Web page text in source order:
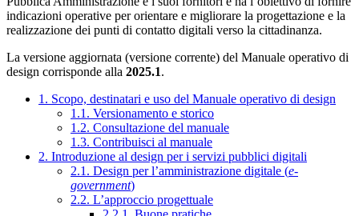
indicazioni operative per orientare e migliorare la progettazione e la
realizzazione dei punti di contatto digitali verso la cittadinanza.
La versione aggiornata (versione corrente) del Manuale operativo di
design corrisponde alla 2025.1.
1. Scopo, destinatari e uso del Manuale operativo di design
1.1. Versionamento e storico
1.2. Consultazione del manuale
1.3. Contribuisci al manuale
2. Introduzione al design per i servizi pubblici digitali
2.1. Design per l’amministrazione digitale (e-
government)
2.2. L’approccio progettuale